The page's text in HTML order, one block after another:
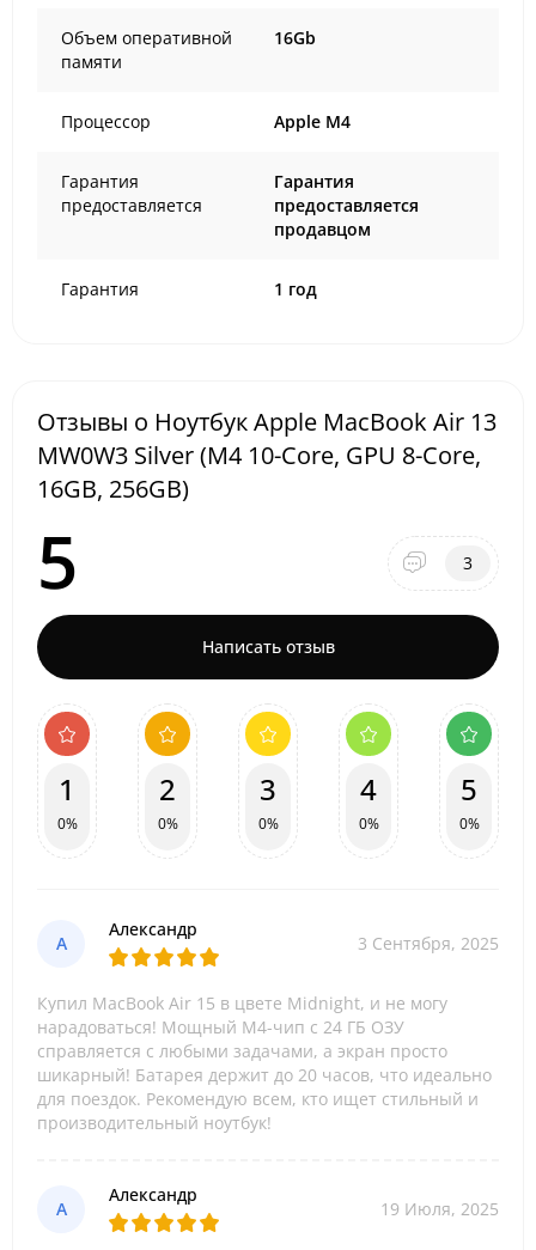
Объем оперативной
памяти
16Gb
Процессор Apple M4
Гарантия
предоставляется
Гарантия
предоставляется
продавцом
Гарантия 1 год
Отзывы о Ноутбук Apple MacBook Air 13
MW0W3 Silver (M4 10-Core, GPU 8-Core,
16GB, 256GB)
5 3
Написать отзыв
1
0%
2
0%
3
0%
4
0%
5
0%
А
Александр
3 Сентября, 2025
Купил MacBook Air 15 в цвете Midnight, и не могу
нарадоваться! Мощный M4-чип с 24 ГБ ОЗУ
справляется с любыми задачами, а экран просто
шикарный! Батарея держит до 20 часов, что идеально
для поездок. Рекомендую всем, кто ищет стильный и
производительный ноутбук!
А
Александр
19 Июля, 2025